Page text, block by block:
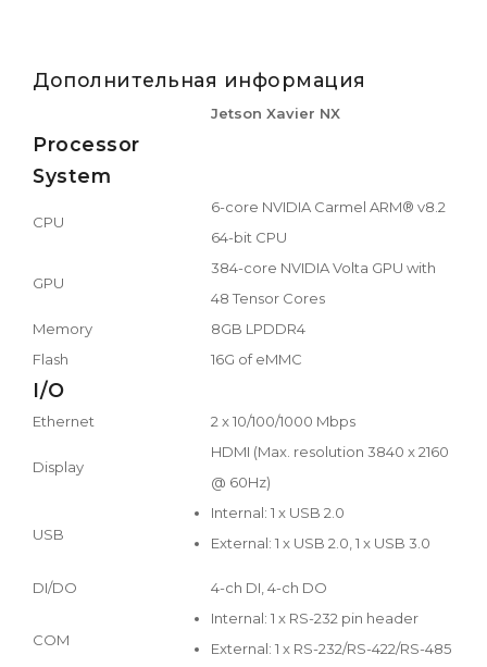
Дополнительная информация
Jetson Xavier NX
Processor
System
CPU
6-core NVIDIA Carmel ARM® v8.2
64-bit CPU
GPU
384-core NVIDIA Volta GPU with
48 Tensor Cores
Memory
8GB LPDDR4
Flash
16G of eMMC
I/O
Ethernet 2 x 10/100/1000 Mbps
Display
HDMI (Max. resolution 3840 x 2160
@ 60Hz)
USB
Internal: 1 x USB 2.0
External: 1 x USB 2.0, 1 x USB 3.0
DI/DO 4-ch DI, 4-ch DO
COM
Internal: 1 x RS-232 pin header
External: 1 x RS-232/RS-422/RS-485